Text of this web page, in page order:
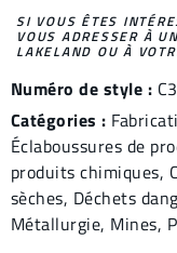
SI VOUS ÊTES
VOUS ADRESSER À
LAKELAND OU À
Numéro de style :
Catégories :
Éclaboussures de
produits chimiques,
sèches, Déchets
Métallurgie, Mines,